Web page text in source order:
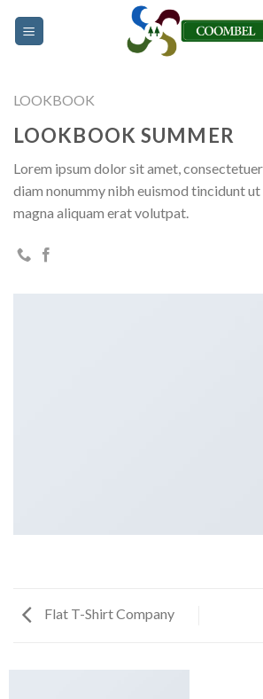
LOOKBOOK
LOOKBOOK SUMMER
Lorem ipsum dolor sit amet,
diam nonummy nibh euismod tincidunt
magna aliquam erat volutpat.
Flat T-Shirt Company